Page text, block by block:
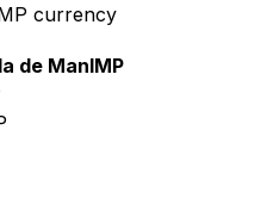
currency
de ManIMP